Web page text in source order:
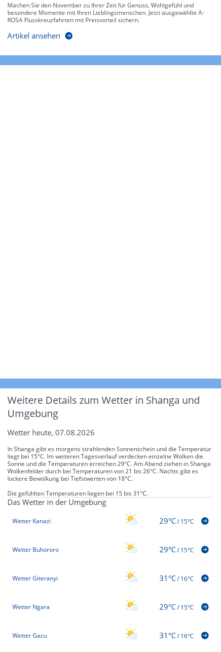
Machen Sie den November zu Ihrer Zeit für Genuss, Wohlgefühl und
besondere Momente mit Ihren Lieblingsmenschen. Jetzt ausgewählte A-
ROSA Flusskreuzfahrten mit Preisvorteil sichern.
Artikel ansehen
Weitere Details zum Wetter in Shanga und
Umgebung
Wetter heute, 07.08.2026
In Shanga gibt es morgens strahlenden Sonnenschein und die Temperatur
liegt bei 15°C. Im weiteren Tagesverlauf verdecken einzelne Wolken die
Sonne und die Temperaturen erreichen 29°C. Am Abend ziehen in Shanga
Wolkenfelder durch bei Temperaturen von 21 bis 26°C. Nachts gibt es
lockere Bewölkung bei Tiefstwerten von 18°C.
Die gefühlten Temperaturen liegen bei 15 bis 31°C.
Das Wetter in der Umgebung
Wetter Kanazi 29°C/15°C
Wetter Buhororo 29°C/15°C
Wetter Giteranyi 31°C/16°C
Wetter Ngara 29°C/15°C
Wetter Gacu 31°C/16°C